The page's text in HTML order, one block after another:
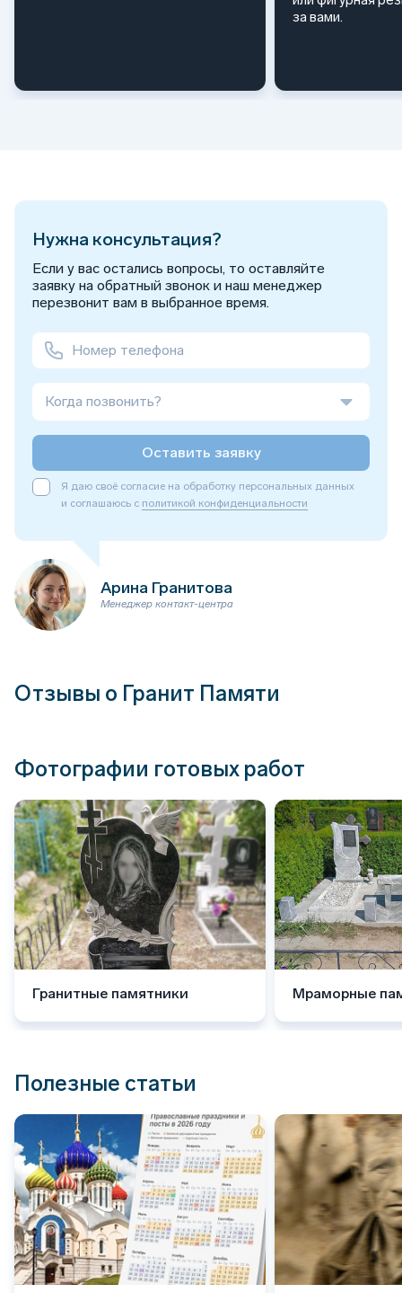
за вами.
Нужна консультация?
Если у вас остались вопросы, то оставляйте
заявку на обратный звонок и наш менеджер
перезвонит вам в выбранное время.
Когда позвонить?
Оставить заявку
Я даю своё согласие на обработку персональных данных
и соглашаюсь с политикой конфиденциальности
Арина Гранитова
Менеджер контакт-центра
Отзывы о Гранит Памяти
Фотографии готовых работ
Гранитные памятники Мраморные
Полезные статьи